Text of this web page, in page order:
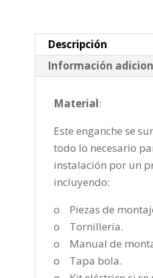
2019
-
2022
Descripción
Información
Material:
Este enganche se
todo lo necesario
instalación por un
incluyendo:
o Piezas de
o Tornillería.
o Manual de
o Tapa bola.